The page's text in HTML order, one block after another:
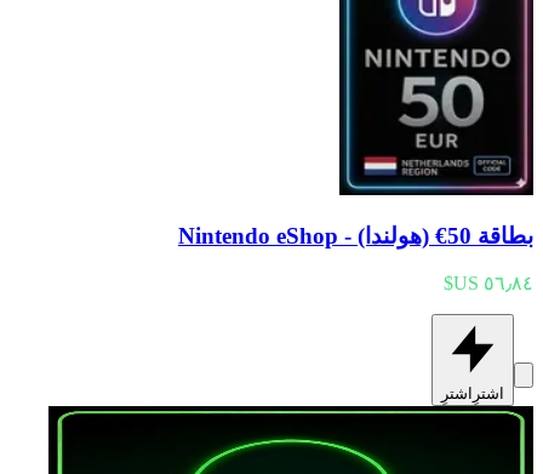
بطاقة 50€ (هولندا) - Nintendo eShop
اشترِ اشترِ